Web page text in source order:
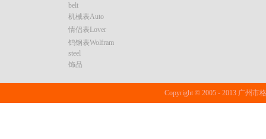
belt
机械表Auto
情侣表Lover
钨钢表Wolfram
steel
饰品
Copyright © 2005 - 2013 广州市